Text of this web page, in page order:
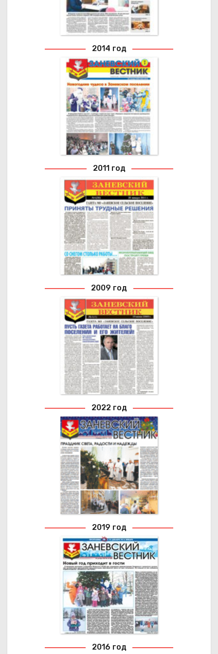
2014 год
2014 ГОД
Архивные выпуски газеты
2011 год
2011 ГОД
Архивные выпуски газеты
2009 год
2009 ГОД
Архивные выпуски газеты
2022 год
2022 ГОД
Архивные выпуски газеты
2019 год
2019 ГОД
Архивные выпуски газеты
2016 год